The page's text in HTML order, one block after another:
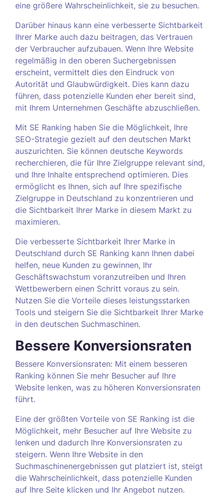
eine größere Wahrscheinlichkeit, sie zu besuchen.
Darüber hinaus kann eine verbesserte Sichtbarkeit
Ihrer Marke auch dazu beitragen, das Vertrauen
der Verbraucher aufzubauen. Wenn Ihre Website
regelmäßig in den oberen Suchergebnissen
erscheint, vermittelt dies den Eindruck von
Autorität und Glaubwürdigkeit. Dies kann dazu
führen, dass potenzielle Kunden eher bereit sind,
mit Ihrem Unternehmen Geschäfte abzuschließen.
Mit SE Ranking haben Sie die Möglichkeit, Ihre
SEO-Strategie gezielt auf den deutschen Markt
auszurichten. Sie können deutsche Keywords
recherchieren, die für Ihre Zielgruppe relevant sind,
und Ihre Inhalte entsprechend optimieren. Dies
ermöglicht es Ihnen, sich auf Ihre spezifische
Zielgruppe in Deutschland zu konzentrieren und
die Sichtbarkeit Ihrer Marke in diesem Markt zu
maximieren.
Die verbesserte Sichtbarkeit Ihrer Marke in
Deutschland durch SE Ranking kann Ihnen dabei
helfen, neue Kunden zu gewinnen, Ihr
Geschäftswachstum voranzutreiben und Ihren
Wettbewerbern einen Schritt voraus zu sein.
Nutzen Sie die Vorteile dieses leistungsstarken
Tools und steigern Sie die Sichtbarkeit Ihrer Marke
in den deutschen Suchmaschinen.
Bessere Konversionsraten
Bessere Konversionsraten: Mit einem besseren
Ranking können Sie mehr Besucher auf Ihre
Website lenken, was zu höheren Konversionsraten
führt.
Eine der größten Vorteile von SE Ranking ist die
Möglichkeit, mehr Besucher auf Ihre Website zu
lenken und dadurch Ihre Konversionsraten zu
steigern. Wenn Ihre Website in den
Suchmaschinenergebnissen gut platziert ist, steigt
die Wahrscheinlichkeit, dass potenzielle Kunden
auf Ihre Seite klicken und Ihr Angebot nutzen.